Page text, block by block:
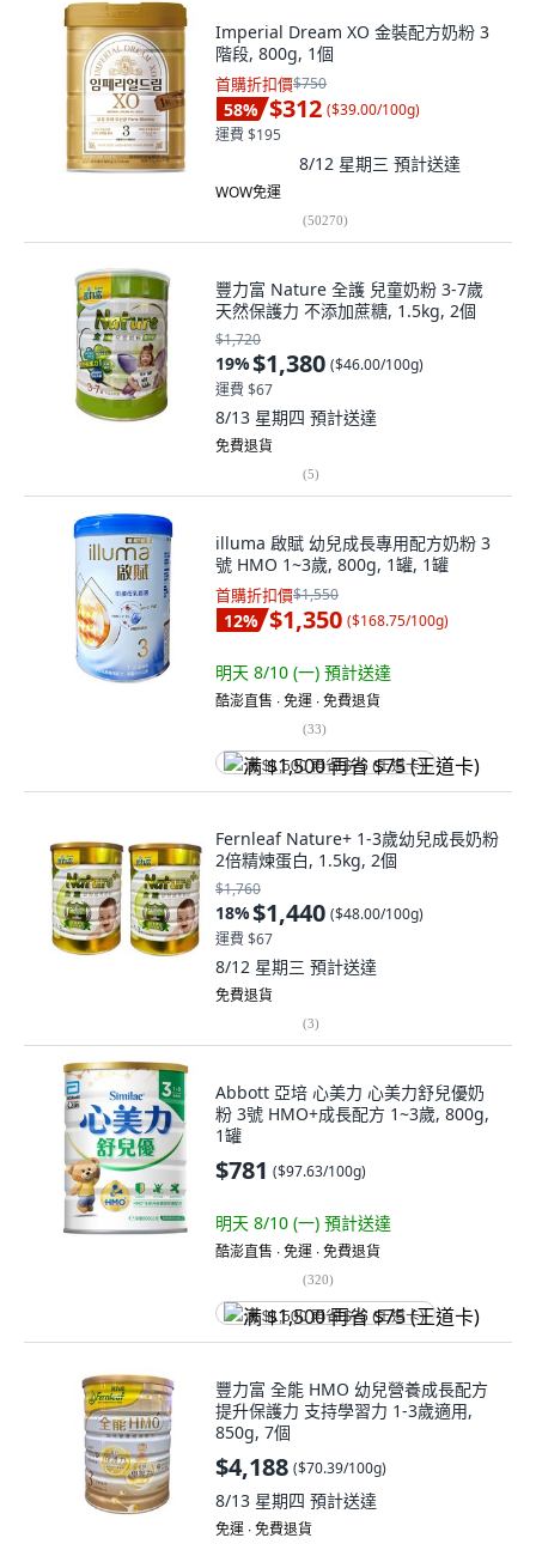
Imperial Dream XO 金裝配方奶粉 3
階段, 800g, 1個
首購折扣價$750
58% $312 ($39.00/100g)
運費 $195
8/12 星期三 預計送達
WOW免運
(50270)
豐力富 Nature 全護 兒童奶粉 3-7歲
天然保護力 不添加蔗糖, 1.5kg, 2個
$1,720
19%$1,380 ($46.00/100g)
運費 $67
8/13 星期四 預計送達
免費退貨
(5)
illuma 啟賦 幼兒成長專用配方奶粉 3
號 HMO 1~3歲, 800g, 1罐, 1罐
首購折扣價$1,550
12% $1,350 ($168.75/100g)
明天 8/10 (一) 預計送達
酷澎直售 ∙ 免運 ∙ 免費退貨
(33)
满 $1,500 再省 $75 (王道卡)
Fernleaf Nature+ 1-3歲幼兒成長奶粉
2倍精煉蛋白, 1.5kg, 2個
$1,760
18%$1,440 ($48.00/100g)
運費 $67
8/12 星期三 預計送達
免費退貨
(3)
Abbott 亞培 心美力 心美力舒兒優奶
粉 3號 HMO+成長配方 1~3歲, 800g,
1罐
$781 ($97.63/100g)
明天 8/10 (一) 預計送達
酷澎直售 ∙ 免運 ∙ 免費退貨
(320)
满 $1,500 再省 $75 (王道卡)
豐力富 全能 HMO 幼兒營養成長配方
提升保護力 支持學習力 1-3歲適用,
850g, 7個
$4,188 ($70.39/100g)
8/13 星期四 預計送達
免運 ∙ 免費退貨